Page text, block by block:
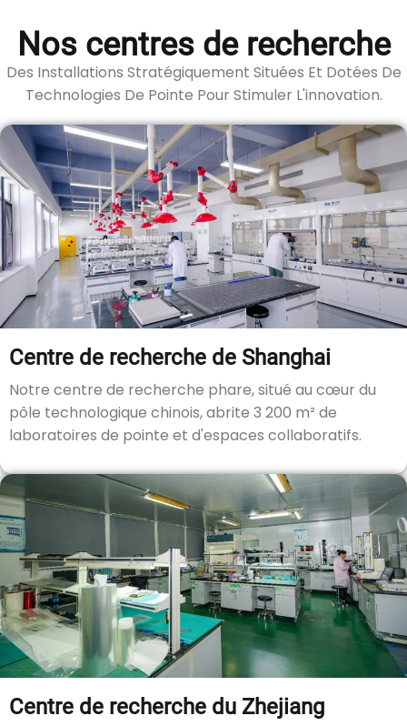
Nos centres de recherche
Des Installations Stratégiquement Situées Et Dotées De
Technologies De Pointe Pour Stimuler L'innovation.
Centre de recherche de Shanghai
Notre centre de recherche phare, situé au cœur du
pôle technologique chinois, abrite 3 200 m² de
laboratoires de pointe et d'espaces collaboratifs.
Centre de recherche du Zhejiang